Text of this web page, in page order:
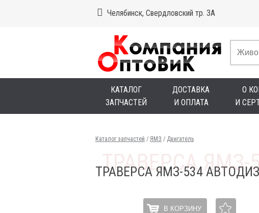
Челябинск, Свердловский тр. 3А
КАТАЛОГ
ЗАПЧАСТЕЙ
ДОСТАВКА
И ОПЛАТА
О
И
Каталог запчастей / ЯМЗ / Двигатель
ТРАВЕРСА ЯМЗ-534
В КОРЗИНУ